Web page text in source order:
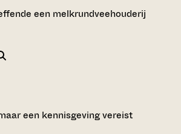
een melkrundveehouderij
een kennisgeving vereist